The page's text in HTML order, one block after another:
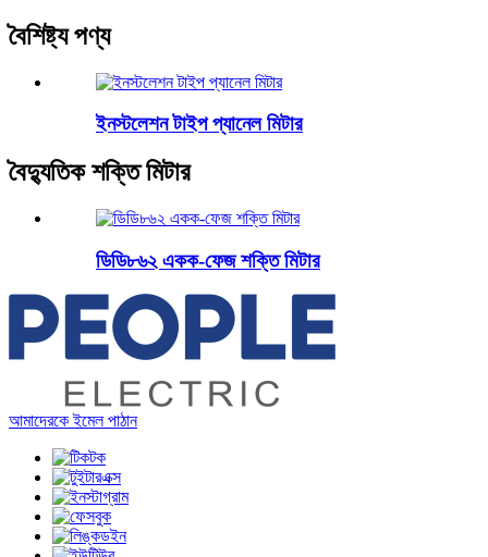
বৈশিষ্ট্য পণ্য
ইনস্টলেশন টাইপ প্যানেল মিটার
বৈদ্যুতিক শক্তি মিটার
ডিডি৮৬২ একক-ফেজ শক্তি মিটার
আমাদেরকে ইমেল পাঠান